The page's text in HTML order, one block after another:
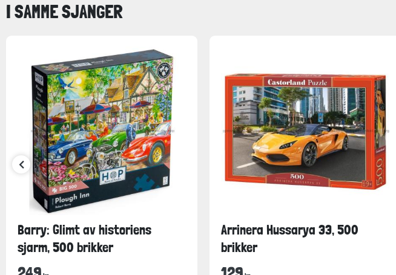
I SAMME SJANGER
Barry: Glimt av historiens
sjarm, 500 brikker
Arrinera Hussarya 33, 500
brikker